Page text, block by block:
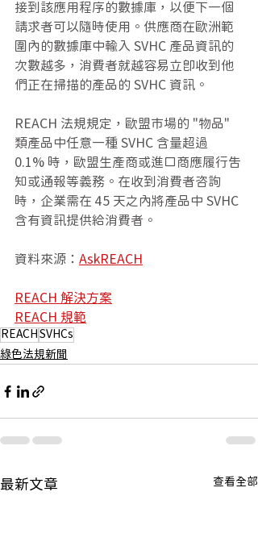
接到該應用程序的數據庫，以便下一個
請求者可以隨時使用。供應商在歐洲範
圍內的數據庫中輸入 SVHC 產品資訊的
次數越多，消費者就越容易立即收到他
們正在掃描的產品的 SVHC 資訊。
REACH 法規規定，歐盟市場的 "物品"
類產品中任意一種 SVHC 含量超過
0.1% 時，歐盟生產商或進口商應履行告
知或通報等義務。在收到消費者咨詢
時，企業需在 45 天之內將產品中 SVHC
含有資訊提供給消費者。
資料來源： AskREACH
REACH 解決方案
REACH 規範
REACHSVHCs
綠色法規新聞
最新文章 查看全部